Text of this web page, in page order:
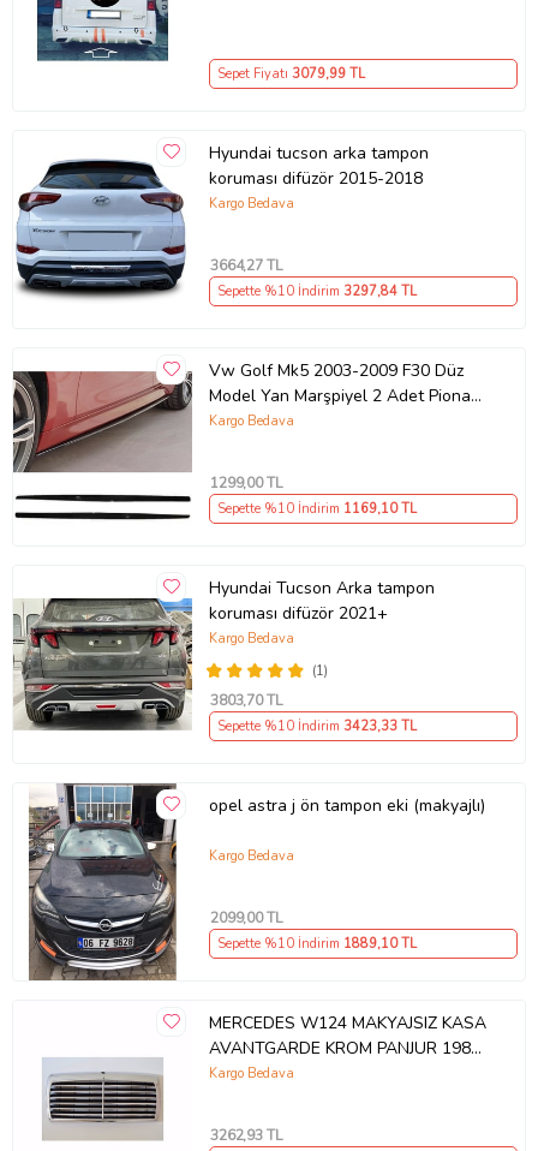
Sepet Fiyatı 3079,99 TL
Hyundai tucson arka tampon
koruması difüzör 2015-2018
Kargo Bedava
3664,27 TL
Sepette %10 İndirim 3297,84 TL
Vw Golf Mk5 2003-2009 F30 Düz
Model Yan Marşpiyel 2 Adet Piona
Black
Kargo Bedava
1299,00 TL
Sepette %10 İndirim 1169,10 TL
Hyundai Tucson Arka tampon
koruması difüzör 2021+
(1)
Kargo Bedava
3803,70 TL
Sepette %10 İndirim 3423,33 TL
opel astra j ön tampon eki (makyajlı)
Kargo Bedava
2099,00 TL
Sepette %10 İndirim 1889,10 TL
MERCEDES W124 MAKYAJSIZ KASA
AVANTGARDE KROM PANJUR 1985-
1993
Kargo Bedava
3262,93 TL